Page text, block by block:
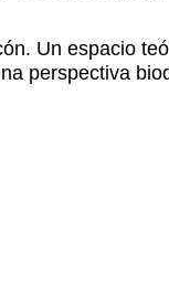
Un espacio
perspectiva